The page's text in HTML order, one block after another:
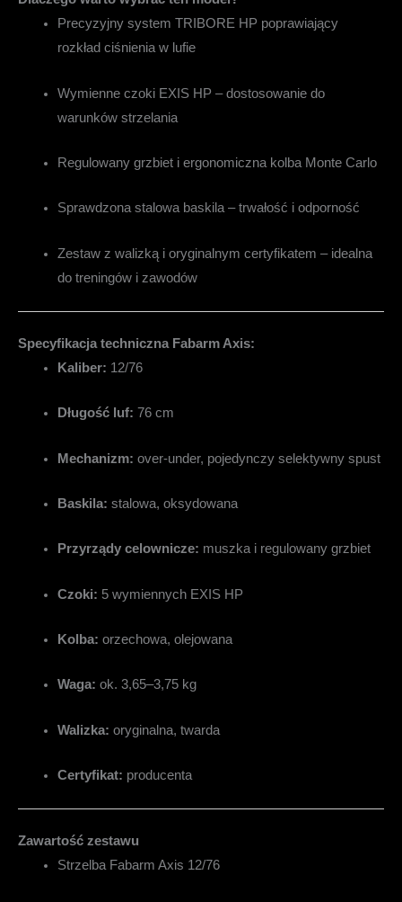
Precyzyjny system TRIBORE HP poprawiający
rozkład ciśnienia w lufie
Wymienne czoki EXIS HP – dostosowanie do
warunków strzelania
Regulowany grzbiet i ergonomiczna kolba Monte Carlo
Sprawdzona stalowa baskila – trwałość i odporność
Zestaw z walizką i oryginalnym certyfikatem – idealna
do treningów i zawodów
Specyfikacja techniczna Fabarm Axis:
Kaliber: 12/76
Długość luf: 76 cm
Mechanizm: over-under, pojedynczy selektywny spust
Baskila: stalowa, oksydowana
Przyrządy celownicze: muszka i regulowany grzbiet
Czoki: 5 wymiennych EXIS HP
Kolba: orzechowa, olejowana
Waga: ok. 3,65–3,75 kg
Walizka: oryginalna, twarda
Certyfikat: producenta
Zawartość zestawu
Strzelba Fabarm Axis 12/76